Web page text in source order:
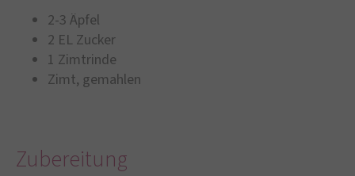
2-3 Äpfel
2 EL Zucker
1 Zimtrinde
Zimt, gemahlen
Zubereitung